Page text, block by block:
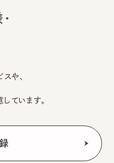
や、
ています。